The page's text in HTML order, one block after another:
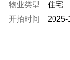
物业类型
住宅
开拍时间
2025-